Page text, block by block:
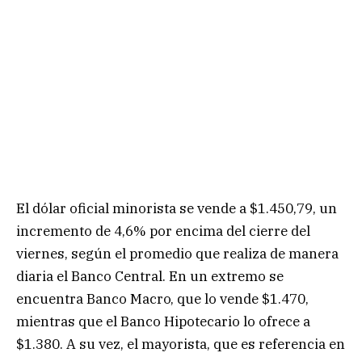
El dólar oficial minorista se vende a $1.450,79, un
incremento de 4,6% por encima del cierre del
viernes, según el promedio que realiza de manera
diaria el Banco Central. En un extremo se
encuentra Banco Macro, que lo vende $1.470,
mientras que el Banco Hipotecario lo ofrece a
$1.380. A su vez, el mayorista, que es referencia en